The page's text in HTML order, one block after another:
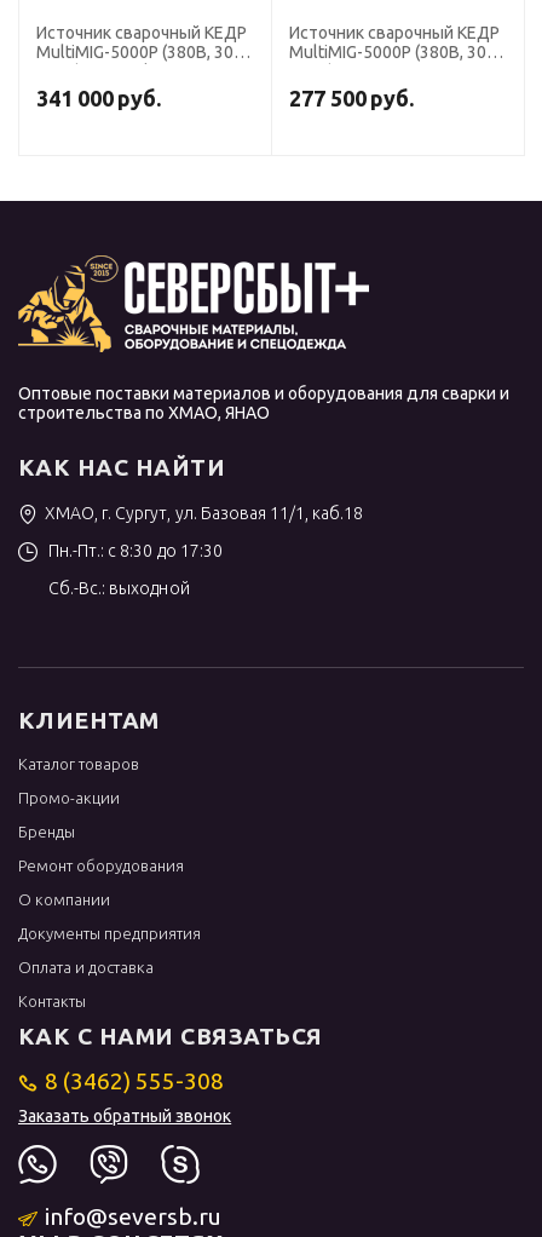
Источник сварочный КЕДР
MultiMIG-5000P (380В, 30-
механизма подачи
341 000 руб.
Источник сварочный КЕДР
MultiMIG-5000P (380В, 30-
277 500 руб.
Оптовые поставки материалов и оборудования для сварки и
строительства по ХМАО, ЯНАО
КАК НАС НАЙТИ
ХМАО, г. Сургут, ул. Базовая 11/1, каб.18
Пн.-Пт.: с 8:30 до 17:30
Сб.-Вс.: выходной
КЛИЕНТАМ
Каталог товаров
Промо-акции
Бренды
Ремонт оборудования
О компании
Документы предприятия
Оплата и доставка
Контакты
КАК С НАМИ СВЯЗАТЬСЯ
8 (3462) 555-308
Заказать обратный звонок
info@seversb.ru